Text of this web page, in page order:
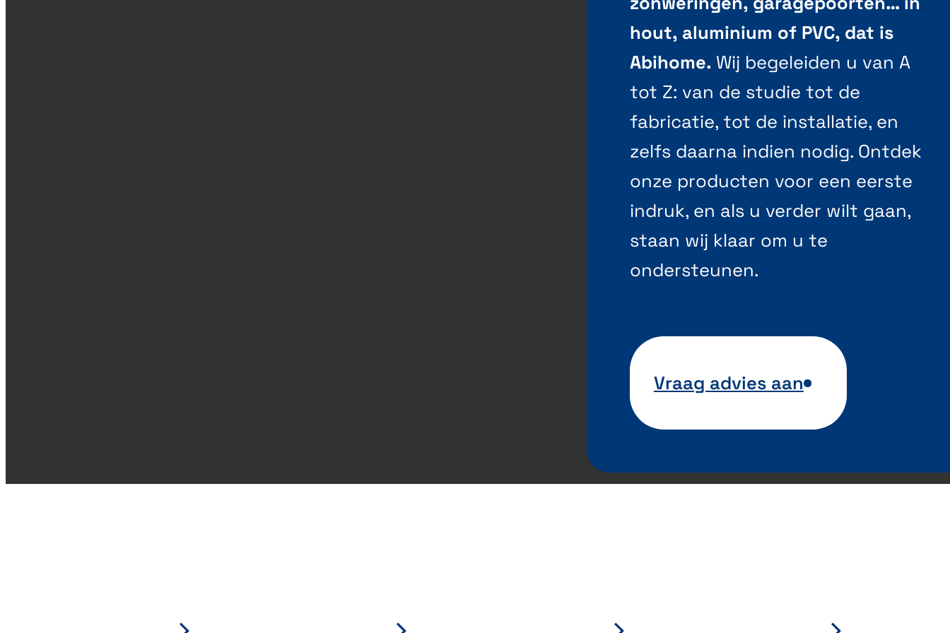
hout, aluminium of PVC, dat is
Abihome. Wij begeleiden u van A
tot Z: van de studie tot de
fabricatie, tot de installatie, en
zelfs daarna indien nodig. Ontdek
onze producten voor een eerste
indruk, en als u verder wilt gaan,
staan wij klaar om u te
ondersteunen.
Vraag advies aan